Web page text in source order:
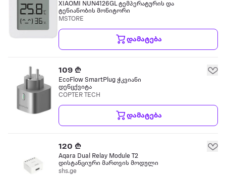
XIAOMI NUN4126GL ტემპერატურის და
ტენიანობის მონიტორი
MSTORE
დამატება
109 ₾
EcoFlow SmartPlug ჭკვიანი
დენცქვიტა
COPTER TECH
დამატება
120 ₾
Aqara Dual Relay Module T2
დისტანციური მართვის მოდული
shs.ge